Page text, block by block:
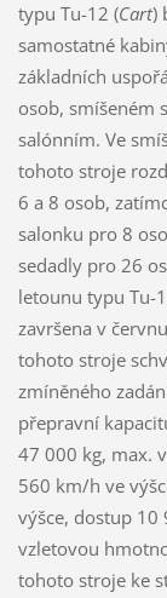
typu Tu-12 (Cart)
samostatné
základních
osob, smíšeném
salónním. Ve
tohoto stroje
6 a 8 osob,
salonku pro 8
sedadly pro 26
letounu typu Tu-
završena v
tohoto stroje
zmíněného
přepravní
47 000 kg, max.
560 km/h ve
výšce, dostup 10
vzletovou
tohoto stroje ke